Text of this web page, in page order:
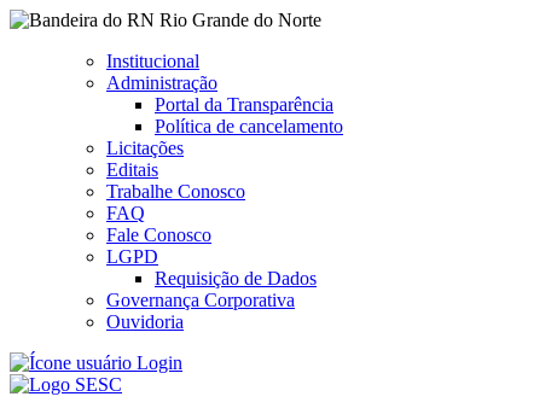
Rio Grande do Norte
Institucional
Administração
Portal da Transparência
Política de cancelamento
Licitações
Editais
Trabalhe Conosco
FAQ
Fale Conosco
LGPD
Requisição de Dados
Governança Corporativa
Ouvidoria
Login